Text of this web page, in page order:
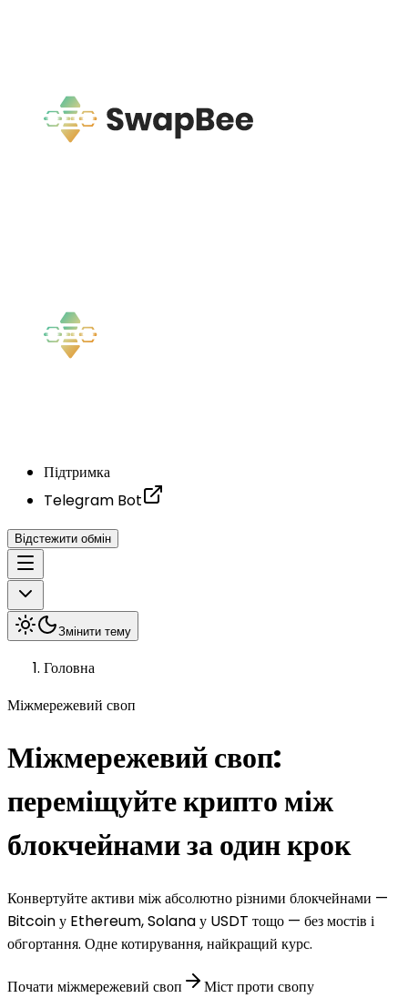
Підтримка
Telegram Bot
Відстежити обмін
Змінити тему
Головна
Міжмережевий своп
Міжмережевий своп:
переміщуйте крипто між
блокчейнами за один крок
Конвертуйте активи між абсолютно різними блокчейнами —
Bitcoin у Ethereum, Solana у USDT тощо — без мостів і
обгортання. Одне котирування, найкращий курс.
Почати міжмережевий своп
Міст проти свопу